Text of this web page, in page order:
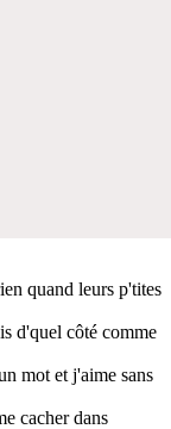
quand leurs p'tites
d'quel côté comme
mot et j'aime sans
cacher dans